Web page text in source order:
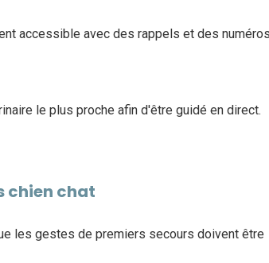
accessible avec des rappels et des numéros
le plus proche afin d'être guidé en direct.
chien chat
les gestes de premiers secours doivent être